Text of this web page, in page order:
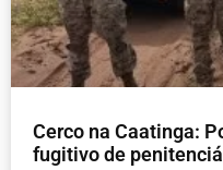
Cerco na Caatinga:
fugitivo de